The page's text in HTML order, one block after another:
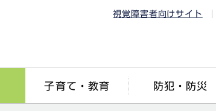
視覚障害者向けサイト
子育て・教育 防犯・防災